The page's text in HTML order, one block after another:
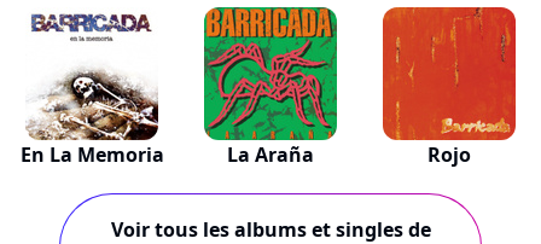
En La Memoria La Araña Rojo
Voir tous les albums et singles de